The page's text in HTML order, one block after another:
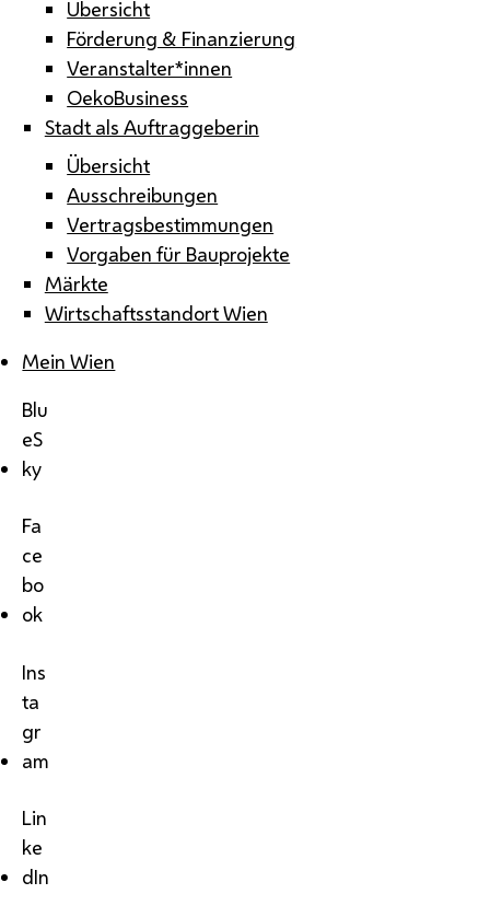
Übersicht
Förderung & Finanzierung
Veranstalter*innen
OekoBusiness
Stadt als Auftraggeberin
Übersicht
Ausschreibungen
Vertragsbestimmungen
Vorgaben für Bauprojekte
Märkte
Wirtschaftsstandort Wien
Mein Wien
Blu
eS
ky
Fa
ce
bo
ok
Ins
ta
gr
am
Lin
ke
dIn